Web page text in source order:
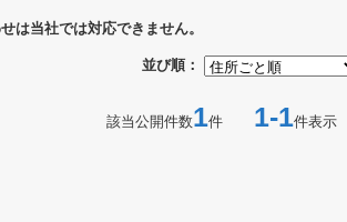
は当社では対応できません。
並び順：
該当公開件数1件 1-1件表示